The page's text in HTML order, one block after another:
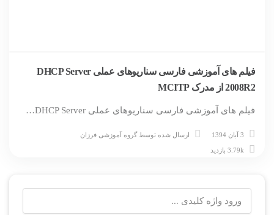
فیلم های آموزشی فارسی سناریوهای عملی DHCP Server
2008R2 از مدرک MCITP
فیلم های آموزشی فارسی سناریوهای عملی DHCP Server…
3 آبان 1394 ارسال شده توسط گروه آموزشی فرزان